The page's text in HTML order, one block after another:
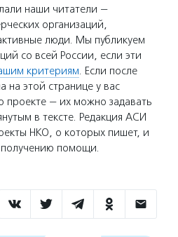
наши читатели —
организаций,
люди. Мы публикуем
со всей России, если эти
критериям. Если после
на этой странице у вас
проекте — их можно задавать
в тексте. Редакция АСИ
НКО, о которых пишет, и
получению помощи.